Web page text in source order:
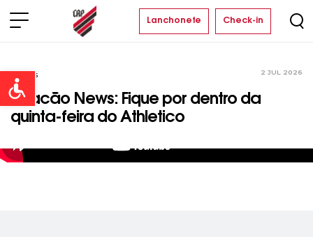
Open toolbar
Lanchonete Check-in
Vídeos 2 JUL 2026
Furacão News: Fique por dentro da
quinta-feira do Athletico